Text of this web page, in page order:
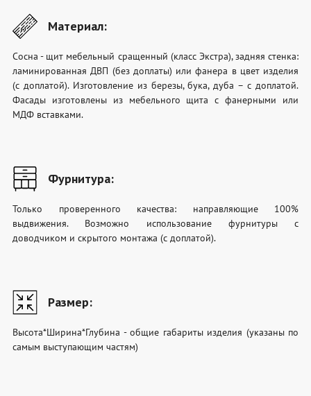
Материал:
Сосна - щит мебельный сращенный (класс Экстра), задняя стенка:
ламинированная ДВП (без доплаты) или фанера в цвет изделия
(с доплатой). Изготовление из березы, бука, дуба – с доплатой.
Фасады изготовлены из мебельного щита с фанерными или
МДФ вставками.
Фурнитура:
Только проверенного качества: направляющие 100%
выдвижения. Возможно использование фурнитуры с
доводчиком и скрытого монтажа (с доплатой).
Размер:
Высота*Ширина*Глубина - общие габариты изделия (указаны по
самым выступающим частям)